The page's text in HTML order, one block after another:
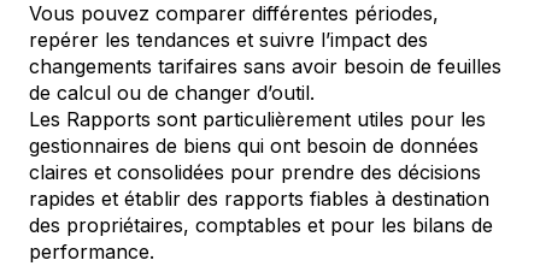
Vous pouvez comparer différentes périodes,
repérer les tendances et suivre l’impact des
changements tarifaires sans avoir besoin de feuilles
de calcul ou de changer d’outil.
Les Rapports sont particulièrement utiles pour les
gestionnaires de biens qui ont besoin de données
claires et consolidées pour prendre des décisions
rapides et établir des rapports fiables à destination
des propriétaires, comptables et pour les bilans de
performance.